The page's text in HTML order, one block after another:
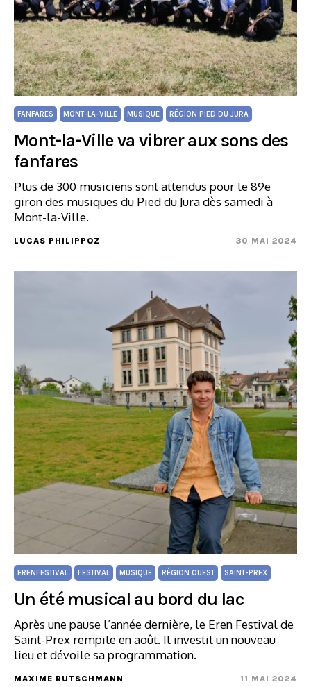
FANFARES MONT-LA-VILLE MUSIQUE RÉGION PIED DU JURA
Mont-la-Ville va vibrer aux sons des
fanfares
Plus de 300 musiciens sont attendus pour le 89e
giron des musiques du Pied du Jura dès samedi à
Mont-la-Ville.
LUCAS PHILIPPOZ 30 MAI 2024
ERENFESTIVAL FESTIVAL MUSIQUE RÉGION OUEST SAINT-PREX
Un été musical au bord du lac
Après une pause l’année dernière, le Eren Festival de
Saint-Prex rempile en août. Il investit un nouveau
lieu et dévoile sa programmation.
MAXIME RUTSCHMANN 11 MAI 2024